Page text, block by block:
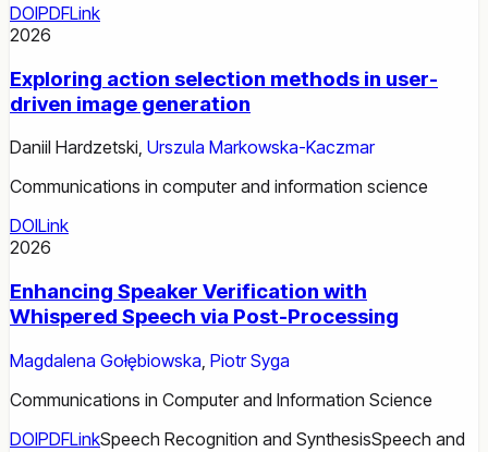
DOIPDFLink
2026
Exploring action selection methods in user-
driven image generation
Daniil Hardzetski, Urszula Markowska-Kaczmar
Communications in computer and information science
DOILink
2026
Enhancing Speaker Verification with
Whispered Speech via Post-Processing
Magdalena Gołębiowska Piotr Syga
Communications in Computer and Information Science
DOIPDFLinkSpeech Recognition and SynthesisSpeech and